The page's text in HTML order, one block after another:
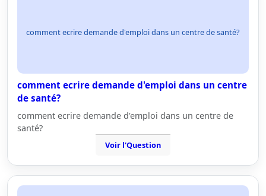
comment ecrire demande d'emploi dans un centre de santé?
comment ecrire demande d'emploi dans un centre
de santé?
comment ecrire demande d'emploi dans un centre de
santé?
Voir l'Question